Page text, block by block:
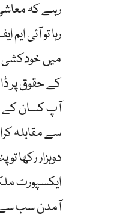
رہے کہ
رہا تو آئی
میں خودکشی
کے حقوق پر
آپ کسان کے
سے مقابلہ
دوہزار رکھا
ایکسپورٹ
آمدن سب سے